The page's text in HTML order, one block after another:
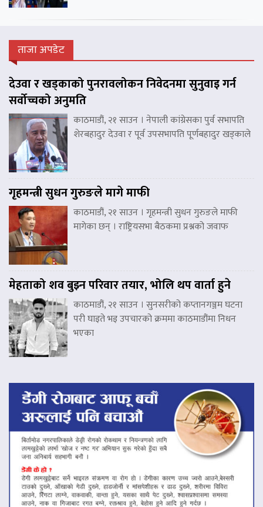
ताजा अपडेट
देउवा र खड्काको पुनरावलोकन निवेदनमा सुनुवाइ गर्न
सर्वोच्चको अनुमति
काठमाडौं, २१ साउन । नेपाली कांग्रेसका पुर्व सभापति
शेरबहादुर देउवा र पूर्व उपसभापति पूर्णबहादुर खड्काले
गृहमन्त्री सुधन गुरुङले मागे माफी
काठमाडौं, २१ साउन । गृहमन्त्री सुधन गुरुङले माफी
मागेका छन् । राष्ट्रियसभा बैठकमा प्रश्नको जवाफ
मेहताको शव बुझ्न परिवार तयार, भोलि थप वार्ता हुने
काठमाडौं, २१ साउन । सुनसरीको कप्तानगञ्जम घटना
परी घाइते भइ उपचारको क्रममा काठमाडौंमा निधन
भएका